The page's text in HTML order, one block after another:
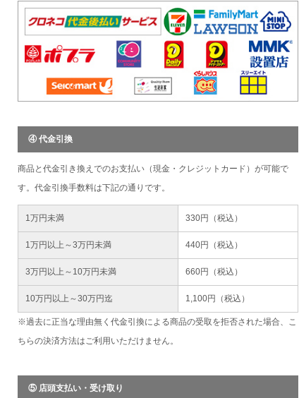
④ 代金引換
商品と代金引き換えでのお支払い（現金・クレジットカード）が可能で
す。代金引換手数料は下記の通りです。
1万円未満 330円（税込）
1万円以上～3万円未満 440円（税込）
3万円以上～10万円未満 660円（税込）
10万円以上～30万円迄 1,100円（税込）
※過去に正当な理由無く代金引換による商品の受取を拒否された場合、こ
ちらの決済方法はご利用いただけません。
⑤ 店頭支払い・受け取り